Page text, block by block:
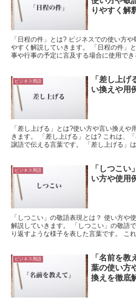
りやすく解
「日程の件」とは? ビジネスでの使い方
やすく解説していきます。 「日程の件」
事や行事の予定に言及する場合に使用で
ビジネス用語
「差し上
い換えや用
「差し上げる」とは?使い方や言い換えや
きます。 「差し上げる」とは? これは、
譲語で伝える言葉です。 「差し上げる」
ビジネス用語
「しつこ
い方や使用
「しつこい」の敬語表現とは？ 使い方や
解説していきます。 「しつこい」の敬語
り返すような様子を表した言葉です。 こ
ビジネス用語
「名前を
葉の使い方
換えを徹底